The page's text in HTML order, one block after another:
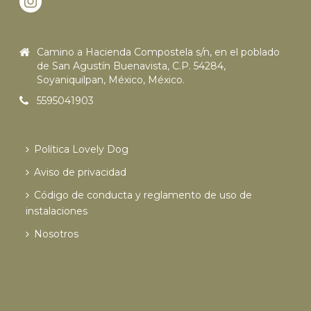
Camino a Hacienda Compostela s/n, en el poblado
de San Agustín Buenavista, C.P. 54284,
Soyaniquilpan, México, México.
5595041903
Política Lovely Dog
Aviso de privacidad
Código de conducta y reglamento de uso de
instalaciones
Nosotros